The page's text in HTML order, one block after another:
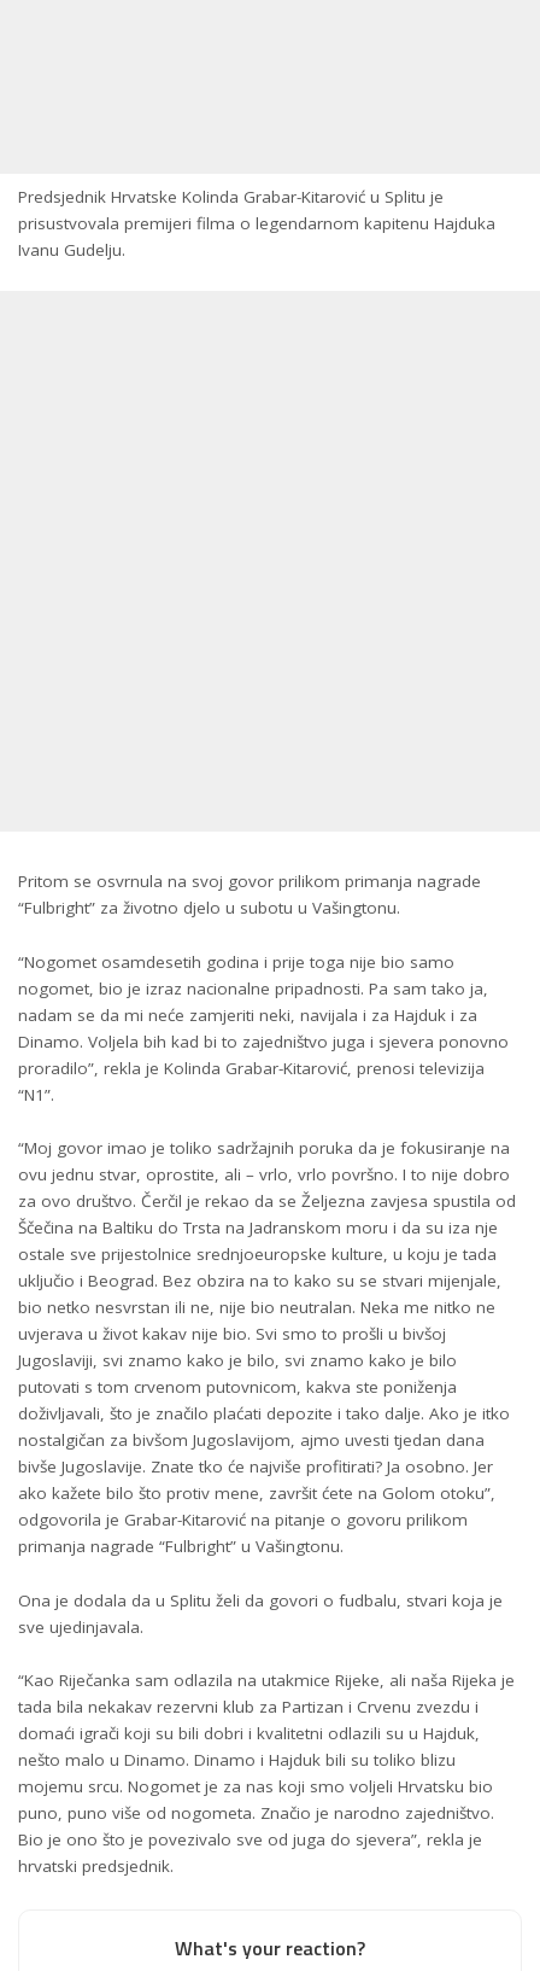
Predsjednik Hrvatske Kolinda Grabar-Kitarović u Splitu je
prisustvovala premijeri filma o legendarnom kapitenu Hajduka
Ivanu Gudelju.
Pritom se osvrnula na svoj govor prilikom primanja nagrade
“Fulbright” za životno djelo u subotu u Vašingtonu.
“Nogomet osamdesetih godina i prije toga nije bio samo
nogomet, bio je izraz nacionalne pripadnosti. Pa sam tako ja,
nadam se da mi neće zamjeriti neki, navijala i za Hajduk i za
Dinamo. Voljela bih kad bi to zajedništvo juga i sjevera ponovno
proradilo”, rekla je Kolinda Grabar-Kitarović, prenosi televizija
“N1”.
“Moj govor imao je toliko sadržajnih poruka da je fokusiranje na
ovu jednu stvar, oprostite, ali – vrlo, vrlo površno. I to nije dobro
za ovo društvo. Čerčil je rekao da se Željezna zavjesa spustila od
Ščečina na Baltiku do Trsta na Jadranskom moru i da su iza nje
ostale sve prijestolnice srednjoeuropske kulture, u koju je tada
uključio i Beograd. Bez obzira na to kako su se stvari mijenjale,
bio netko nesvrstan ili ne, nije bio neutralan. Neka me nitko ne
uvjerava u život kakav nije bio. Svi smo to prošli u bivšoj
Jugoslaviji, svi znamo kako je bilo, svi znamo kako je bilo
putovati s tom crvenom putovnicom, kakva ste poniženja
doživljavali, što je značilo plaćati depozite i tako dalje. Ako je itko
nostalgičan za bivšom Jugoslavijom, ajmo uvesti tjedan dana
bivše Jugoslavije. Znate tko će najviše profitirati? Ja osobno. Jer
ako kažete bilo što protiv mene, završit ćete na Golom otoku”,
odgovorila je Grabar-Kitarović na pitanje o govoru prilikom
primanja nagrade “Fulbright” u Vašingtonu.
Ona je dodala da u Splitu želi da govori o fudbalu, stvari koja je
sve ujedinjavala.
“Kao Riječanka sam odlazila na utakmice Rijeke, ali naša Rijeka je
tada bila nekakav rezervni klub za Partizan i Crvenu zvezdu i
domaći igrači koji su bili dobri i kvalitetni odlazili su u Hajduk,
nešto malo u Dinamo. Dinamo i Hajduk bili su toliko blizu
mojemu srcu. Nogomet je za nas koji smo voljeli Hrvatsku bio
puno, puno više od nogometa. Značio je narodno zajedništvo.
Bio je ono što je povezivalo sve od juga do sjevera”, rekla je
hrvatski predsjednik.
What's your reaction?